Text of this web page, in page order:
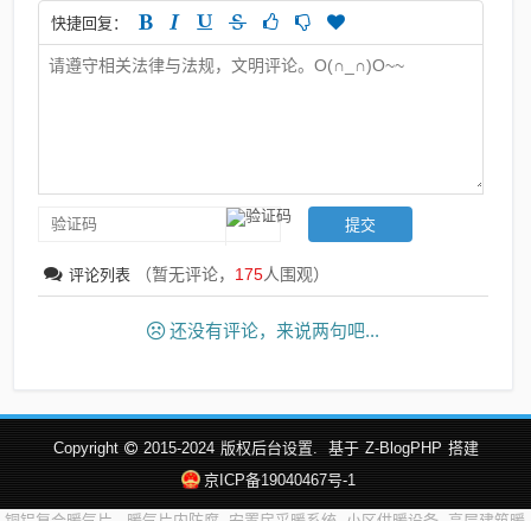
快捷回复：
评论列表 （暂无评论， 175人围观）
还没有评论，来说两句吧...
Copyright 2015-2024 版权后台设置. 基于 Z-BlogPHP 搭建
京ICP备19040467号-1